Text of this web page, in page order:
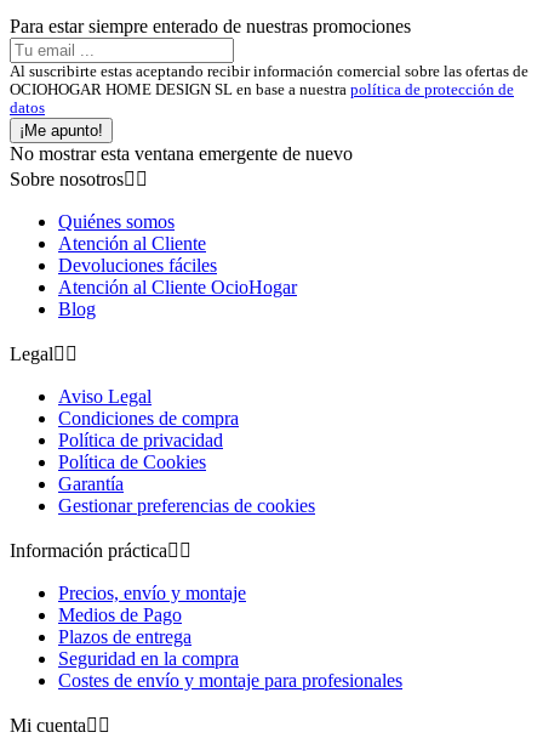
Para estar siempre enterado de nuestras promociones
Al suscribirte estas aceptando recibir información comercial sobre las ofertas de
OCIOHOGAR HOME DESIGN SL en base a nuestra política de protección de
datos
¡Me apunto!
No mostrar esta ventana emergente de nuevo
Sobre nosotros 
Quiénes somos
Atención al Cliente
Devoluciones fáciles
Atención al Cliente OcioHogar
Blog
Legal 
Aviso Legal
Condiciones de compra
Política de privacidad
Política de Cookies
Garantía
Gestionar preferencias de cookies
Información práctica 
Precios, envío y montaje
Medios de Pago
Plazos de entrega
Seguridad en la compra
Costes de envío y montaje para profesionales
Mi cuenta 